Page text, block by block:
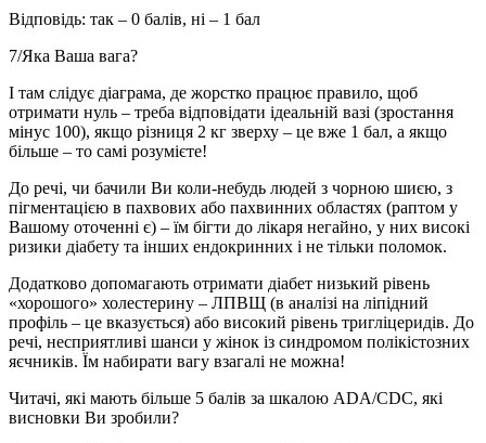
Відповідь: так – 0 балів, ні – 1 бал
7/Яка Ваша вага?
І там слідує діаграма, де жорстко працює правило, щоб
отримати нуль – треба відповідати ідеальній вазі (зростання
мінус 100), якщо різниця 2 кг зверху – це вже 1 бал, а якщо
більше – то самі розумієте!
До речі, чи бачили Ви коли-небудь людей з чорною шиєю, з
пігментацією в пахвових або пахвинних областях (раптом у
Вашому оточенні є) – їм бігти до лікаря негайно, у них високі
ризики діабету та інших ендокринних і не тільки поломок.
Додатково допомагають отримати діабет низький рівень
«хорошого» холестерину – ЛПВЩ (в аналізі на ліпідний
профіль – це вказується) або високий рівень тригліцеридів. До
речі, несприятливі шанси у жінок із синдромом полікістозних
яєчників. Їм набирати вагу взагалі не можна!
Читачі, які мають більше 5 балів за шкалою ADA/CDC, які
висновки Ви зробили?